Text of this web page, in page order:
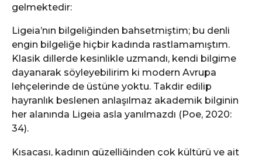
gelmektedir:
Ligeia’nın bilgeliğinden bahsetmiştim; bu denli
engin bilgeliğe hiçbir kadında rastlamamıştım.
Klasik dillerde kesinlikle uzmandı, kendi bilgime
dayanarak söyleyebilirim ki modern Avrupa
lehçelerinde de üstüne yoktu. Takdir edilip
hayranlık beslenen anlaşılmaz akademik bilginin
her alanında Ligeia asla yanılmazdı (Poe, 2020:
34).
Kısacası, kadının güzelliğinden çok kültürü ve ait